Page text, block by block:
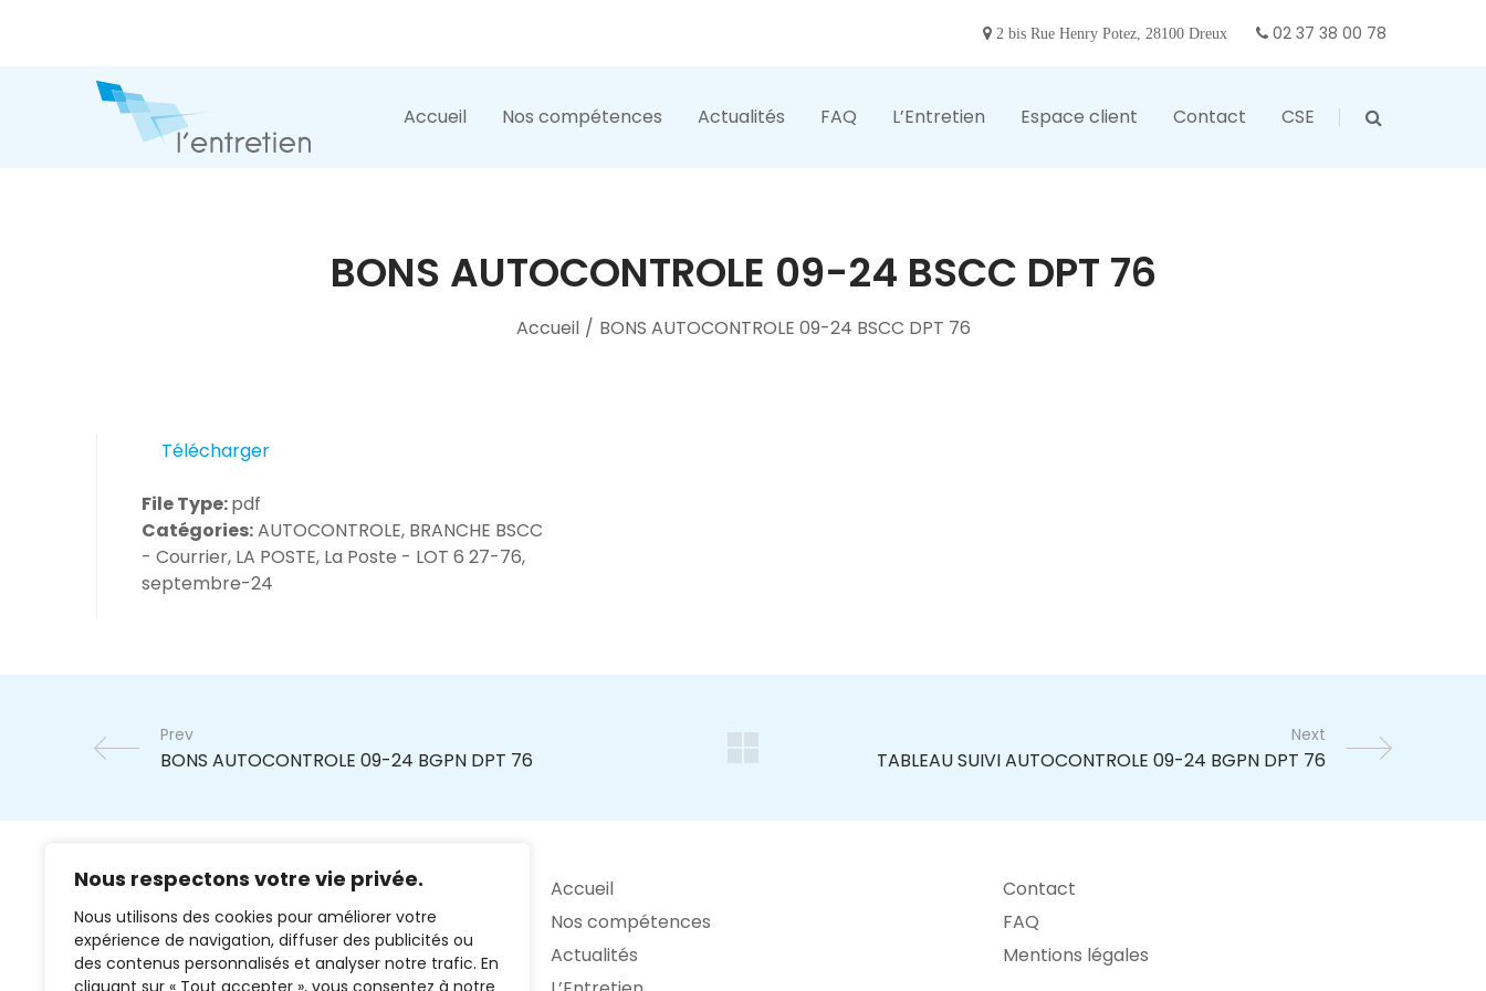
Nous respectons votre vie privée.
Nous utilisons des cookies pour améliorer votre
expérience de navigation, diffuser des publicités ou
des contenus personnalisés et analyser notre trafic. En
cliquant sur « Tout accepter », vous consentez à notre
2 bis Rue Henry Potez, 28100 Dreux 02 37 38 00 78
Accueil Nos compétences Actualités FAQ L’Entretien Espace client Contact CSE
BONS AUTOCONTROLE 09-24 BSCC DPT 76
Accueil / BONS AUTOCONTROLE 09-24 BSCC DPT 76
Télécharger
File Type:pdf
Catégories:AUTOCONTROLE, BRANCHE BSCC
- Courrier, LA POSTE, La Poste - LOT 6 27-76,
septembre-24
Prev Next
Accueil
Nos compétences
Actualités
Contact
FAQ
Mentions légales